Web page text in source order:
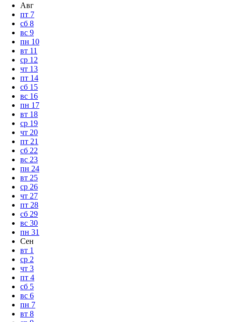
Авг
пт 7
сб 8
вс 9
пн 10
вт 11
ср 12
чт 13
пт 14
сб 15
вс 16
пн 17
вт 18
ср 19
чт 20
пт 21
сб 22
вс 23
пн 24
вт 25
ср 26
чт 27
пт 28
сб 29
вс 30
пн 31
Сен
вт 1
ср 2
чт 3
пт 4
сб 5
вс 6
пн 7
вт 8